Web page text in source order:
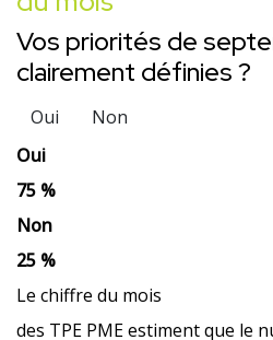
Vos priorités de
clairement définies ?
Oui
Non
Oui
75 %
Non
25 %
Le chiffre du mois
des TPE PME estiment que le